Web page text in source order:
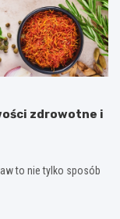
zdrowotne i
to nie tylko sposób